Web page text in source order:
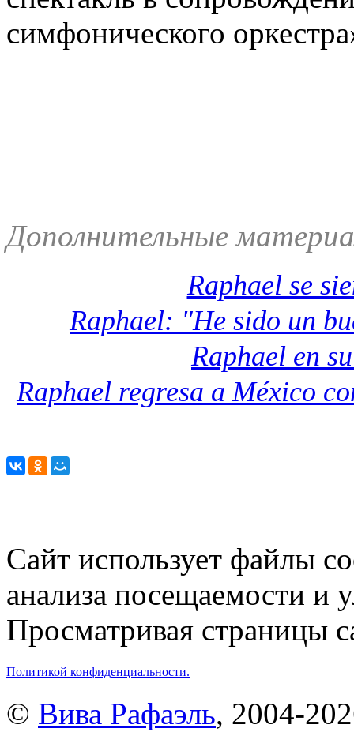
симфонического
Дополнительные
Raphael se
Raphael: "He sido un
Raphael en
Raphael regresa a México
Сайт использует файлы
анализа посещаемости и
Просматривая страницы
Политикой конфиденциальности.
© Вива Рафаэль, 2004-